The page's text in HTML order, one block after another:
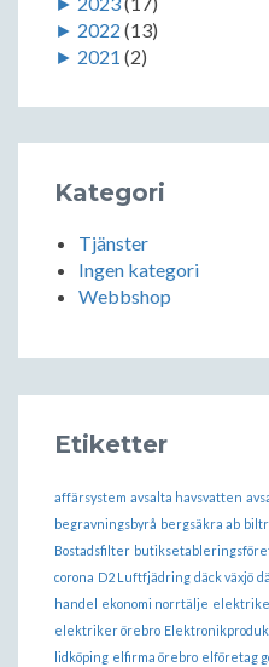
► 2022 (13)
► 2021 (2)
Kategori
Tjänster
Ingen kategori
Webbshop
Etiketter
affärsystem avsalta havsvatten
begravningsbyrå bergsäkra ab
Bostadsfilter
corona D2 Luftfjädring däck växjö
handel
ekonomi norrtälje
elektriker örebro
lidköping elfirma örebro elföretag